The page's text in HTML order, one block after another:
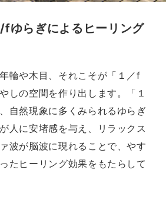
fゆらぎによるヒーリング
輪や木目、それこそが「１／f
しの空間を作り出します。「１
自然現象に多くみられるゆらぎ
人に安堵感を与え、リラックス
波が脳波に現れることで、やす
たヒーリング効果をもたらして